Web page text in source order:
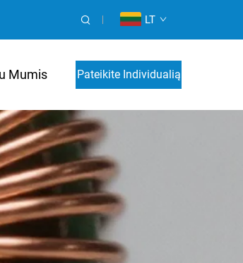
LT
Mumis Pateikite Individualią